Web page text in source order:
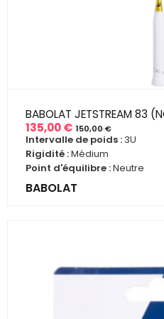
BABOLAT JETSTREAM 83
Prix
135,00 €
Prix
de
base
150,00 €
Intervalle de poids : 3U
Rigidité :Médium
Point d'équilibre :Neutre
BABOLAT